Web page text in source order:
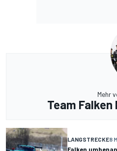
Mehr
Team
LANGSTRECKE8